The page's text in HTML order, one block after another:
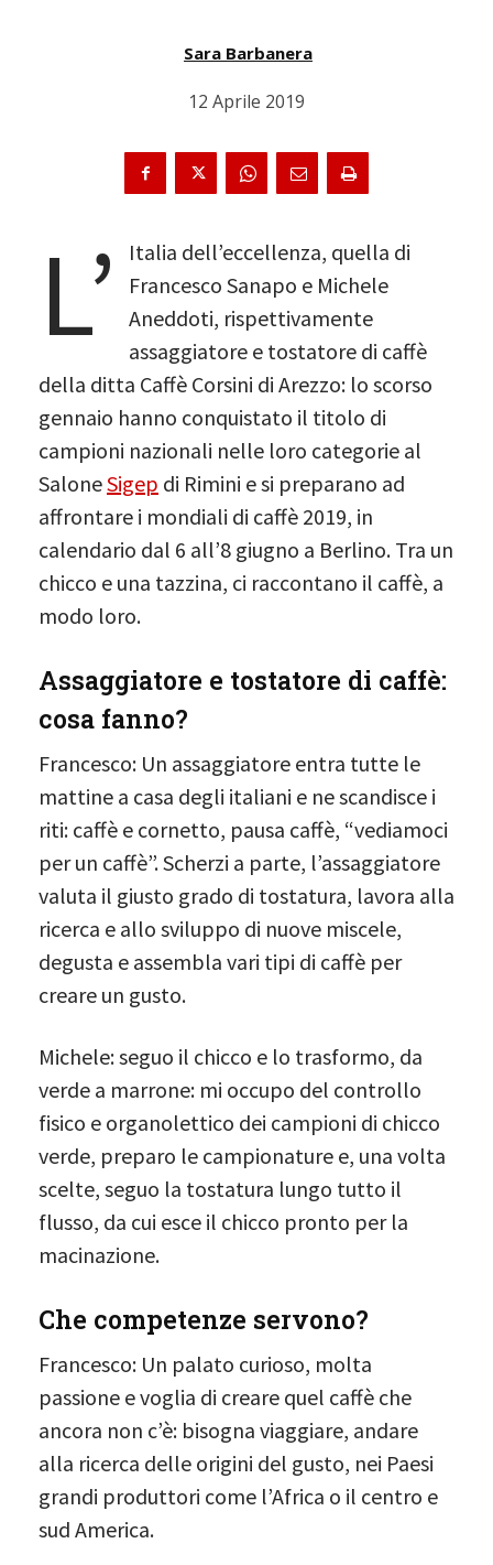
Sara Barbanera
12 Aprile 2019
L’
Italia dell’eccellenza, quella di
Francesco Sanapo e Michele
Aneddoti, rispettivamente
assaggiatore e tostatore di caffè
della ditta Caffè Corsini di Arezzo: lo scorso
gennaio hanno conquistato il titolo di
campioni nazionali nelle loro categorie al
SaloneSigep di Rimini e si preparano ad
affrontare i mondiali di caffè 2019, in
calendario dal 6 all’8 giugno a Berlino. Tra un
chicco e una tazzina, ci raccontano il caffè, a
modo loro.
Assaggiatore e tostatore di caffè:
cosa fanno?
Francesco: Un assaggiatore entra tutte le
mattine a casa degli italiani e ne scandisce i
riti: caffè e cornetto, pausa caffè, “vediamoci
per un caffè”. Scherzi a parte, l’assaggiatore
valuta il giusto grado di tostatura, lavora alla
ricerca e allo sviluppo di nuove miscele,
degusta e assembla vari tipi di caffè per
creare un gusto.
Michele: seguo il chicco e lo trasformo, da
verde a marrone: mi occupo del controllo
fisico e organolettico dei campioni di chicco
verde, preparo le campionature e, una volta
scelte, seguo la tostatura lungo tutto il
flusso, da cui esce il chicco pronto per la
macinazione.
Che competenze servono?
Francesco: Un palato curioso, molta
passione e voglia di creare quel caffè che
ancora non c’è: bisogna viaggiare, andare
alla ricerca delle origini del gusto, nei Paesi
grandi produttori come l’Africa o il centro e
sud America.